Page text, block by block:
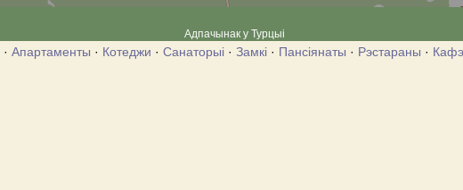
Адпачынак у Турцыі
· Апартаменты · Котеджи · Санаторыі· Замкі· Пансіянаты · Рэстараны · Кафэ